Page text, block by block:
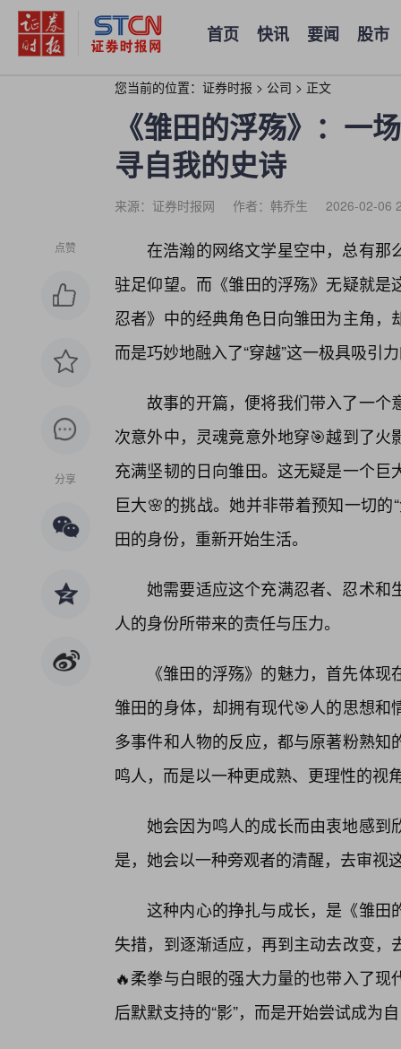
首页 快讯 要闻 股市
您当前的位置： 证券时报 > 公司 > 正文
《雏田的浮殇》：一
寻自我的史诗
来源：证券时报网 作者：韩乔生 2026-02-06
点赞
分享
在浩瀚的网络文学星空中，总有那
驻足仰望。而《雏田的浮殇》无疑就
忍者》中的经典角色日向雏田为主角
而是巧妙地融入了“穿越”这一极具吸引
故事的开篇，便将我们带入了一个
次意外中，灵魂竟意外地穿🎯越到了
充满坚韧的日向雏田。这无疑是一个
巨大🌸的挑战。她并非带着预知一切
田的身份，重新开始生活。
她需要适应这个充满忍者、忍术
人的身份所带来的责任与压力。
《雏田的浮殇》的魅力，首先体
雏田的身体，却拥有现代🎯人的思想
多事件和人物的反应，都与原著粉熟
鸣人，而是以一种更成熟、更理性的视
她会因为鸣人的成长而由衷地感
是，她会以一种旁观者的清醒，去审视
这种内心的挣扎与成长，是《雏
失措，到逐渐适应，再到主动去改变
🔥柔拳与白眼的强大力量的也带入了
后默默支持的“影”，而是开始尝试成为